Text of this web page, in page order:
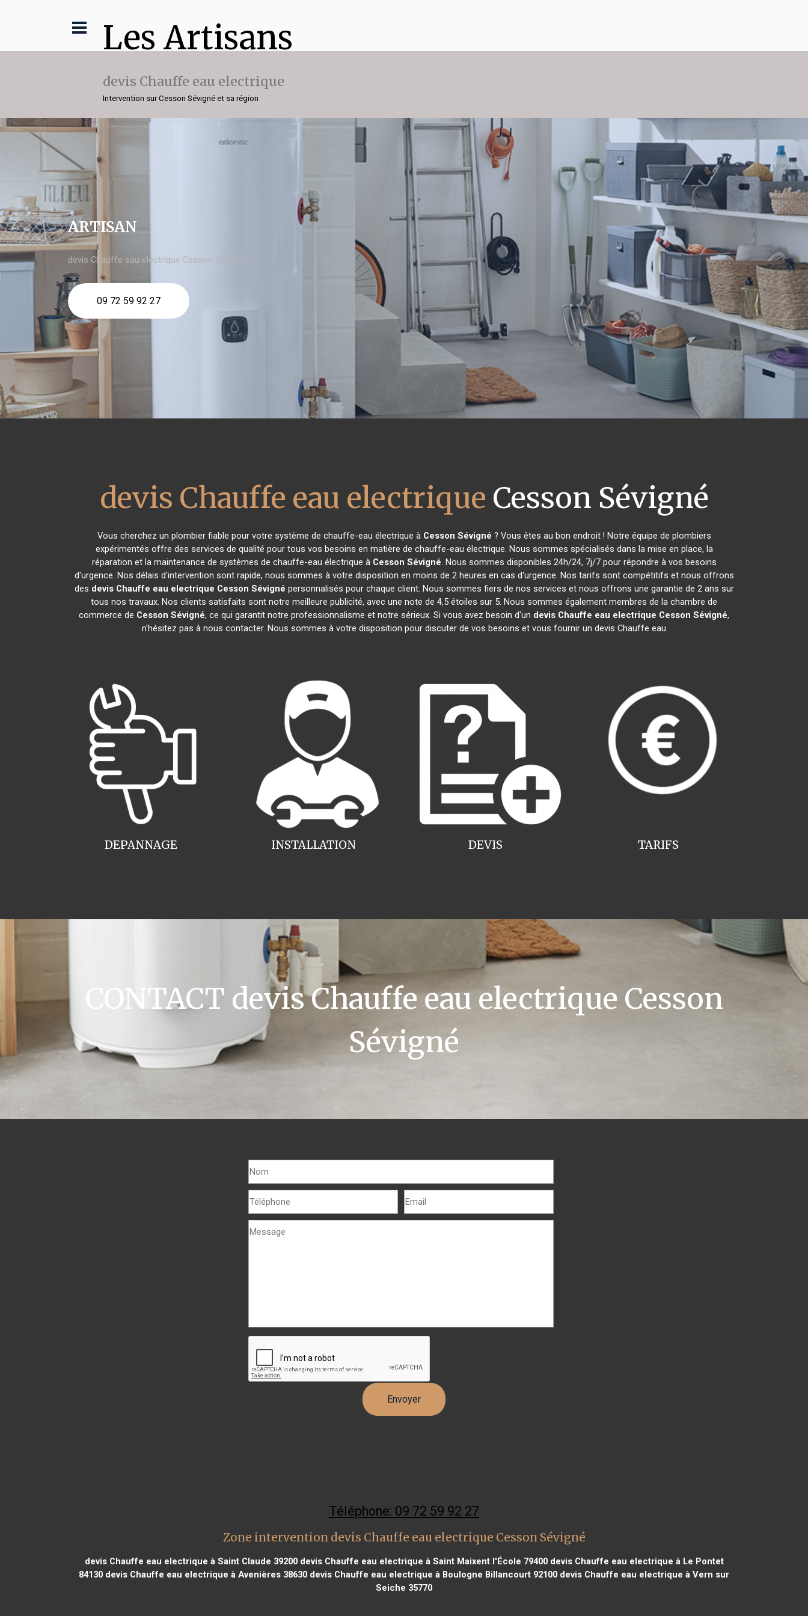
Les Artisans
devis Chauffe eau electrique
Intervention sur Cesson Sévigné et sa région
ARTISAN
devis Chauffe eau electrique Cesson Sévigné
09 72 59 92 27
devis Chauffe eau electrique Cesson Sévigné
Vous cherchez un plombier fiable pour votre système de chauffe-eau électrique à Cesson Sévigné ? Vous êtes au bon endroit ! Notre équipe de plombiers
expérimentés offre des services de qualité pour tous vos besoins en matière de chauffe-eau électrique. Nous sommes spécialisés dans la mise en place, la
réparation et la maintenance de systèmes de chauffe-eau électrique à Cesson Sévigné. Nous sommes disponibles 24h/24, 7j/7 pour répondre à vos besoins
d'urgence. Nos délais d'intervention sont rapide, nous sommes à votre disposition en moins de 2 heures en cas d'urgence. Nos tarifs sont compétitifs et nous offrons
des devis Chauffe eau electrique Cesson Sévigné personnalisés pour chaque client. Nous sommes fiers de nos services et nous offrons une garantie de 2 ans sur
tous nos travaux. Nos clients satisfaits sont notre meilleure publicité, avec une note de 4,5 étoiles sur 5. Nous sommes également membres de la chambre de
commerce de Cesson Sévigné, ce qui garantit notre professionnalisme et notre sérieux. Si vous avez besoin d'un devis Chauffe eau electrique Cesson Sévigné,
n'hésitez pas à nous contacter. Nous sommes à votre disposition pour discuter de vos besoins et vous fournir un devis Chauffe eau
INSTALLATION
DEPANNAGE TARIFS
DEVIS
CONTACT devis Chauffe eau electrique Cesson
Sévigné
Téléphone: 09 72 59 92 27
Zone intervention devis Chauffe eau electrique Cesson Sévigné
devis Chauffe eau electrique à Saint Claude 39200devis Chauffe eau electrique à Saint Maixent l'École 79400devis Chauffe eau electrique à Le Pontet
84130 devis Chauffe eau electrique à Avenières 38630 devis Chauffe eau electrique à Boulogne Billancourt 92100 devis Chauffe eau electrique à Vern sur
Seiche 35770